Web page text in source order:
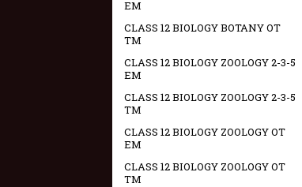
EM
CLASS 12 BIOLOGY BOTANY OT
TM
CLASS 12 BIOLOGY ZOOLOGY 2-3-5
EM
CLASS 12 BIOLOGY ZOOLOGY 2-3-5
TM
CLASS 12 BIOLOGY ZOOLOGY OT
EM
CLASS 12 BIOLOGY ZOOLOGY OT
TM